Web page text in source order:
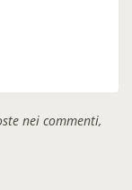
nei commenti,